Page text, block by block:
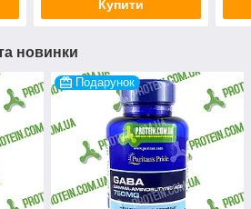
Купити
новинки
Подарунок